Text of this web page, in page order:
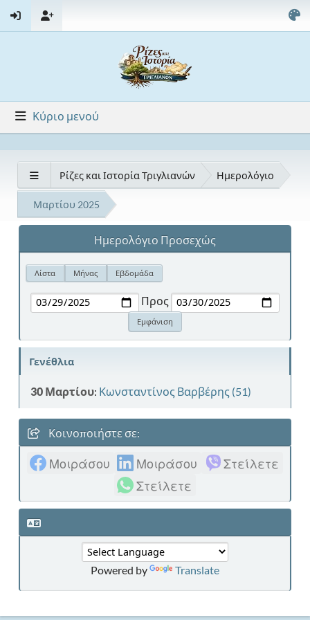
Κύριο μενού
Ρίζες και Ιστορία Τριγλιανών Ημερολόγιο
Μαρτίου 2025
Ημερολόγιο Προσεχώς
Λίστα Μήνας Εβδομάδα
Προς
Γενέθλια
30 Μαρτίου: Κωνσταντίνος Βαρβέρης (51)
Κοινοποιήστε σε:
Μοιράσου Μοιράσου
Στείλετε
Στείλετε
Powered by Translate